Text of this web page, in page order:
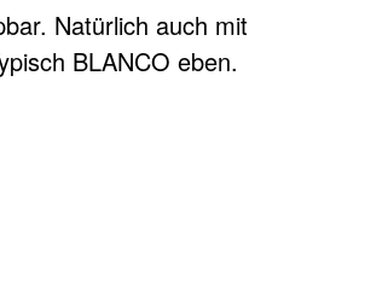
Natürlich auch mit
BLANCO eben.